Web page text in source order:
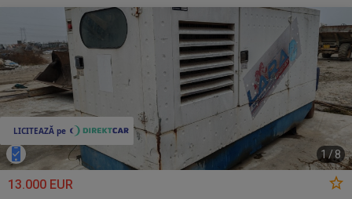
1 /8
13.000 EUR